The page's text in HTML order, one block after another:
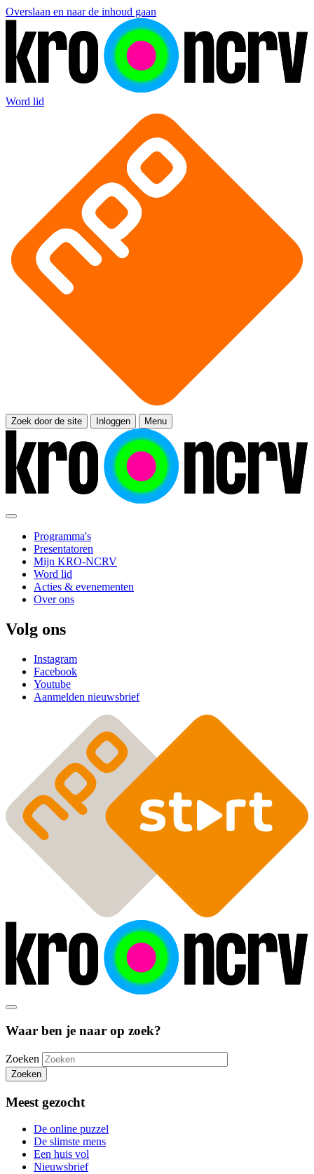
Overslaan en naar de inhoud gaan
Word lid
Zoek door de site Inloggen Menu
Programma's
Presentatoren
Mijn KRO-NCRV
Word lid
Acties & evenementen
Over ons
Volg ons
Instagram
Facebook
Youtube
Aanmelden nieuwsbrief
Waar ben je naar op zoek?
Zoeken
Zoeken
Meest gezocht
De online puzzel
De slimste mens
Een huis vol
Nieuwsbrief